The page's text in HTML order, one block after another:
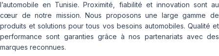
l’automobile en Tunisie. Proximité, fiabilité et innovation sont au
cœur de notre mission. Nous proposons une large gamme de
produits et solutions pour tous vos besoins automobiles. Qualité et
performance sont garanties grâce à nos partenariats avec des
marques reconnues.